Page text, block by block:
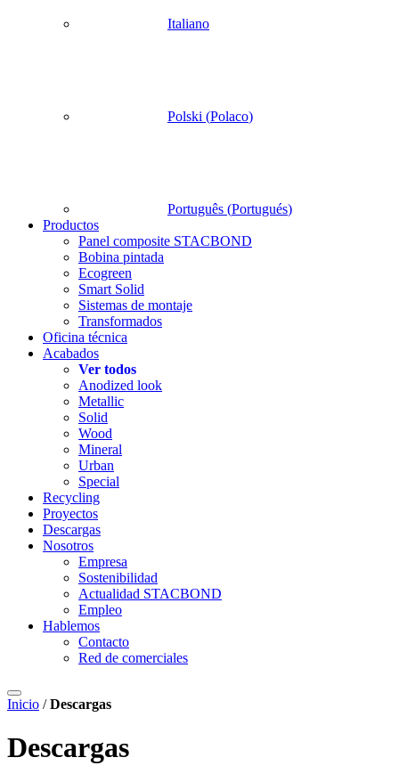
Italiano
Polski (Polaco)
Português (Portugués)
Productos
Panel composite STACBOND
Bobina pintada
Ecogreen
Smart Solid
Sistemas de montaje
Transformados
Oficina técnica
Acabados
Ver todos
Anodized look
Metallic
Solid
Wood
Mineral
Urban
Special
Recycling
Proyectos
Descargas
Nosotros
Empresa
Sostenibilidad
Actualidad STACBOND
Empleo
Hablemos
Contacto
Red de comerciales
Inicio /Descargas
Descargas